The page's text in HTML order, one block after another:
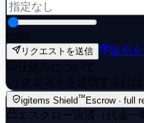
0500
リクエストを送信
販売
仕組みについて
· リクエストを送信するに
igitems Shield™ Escrow · full
エスクロー決済（代金一